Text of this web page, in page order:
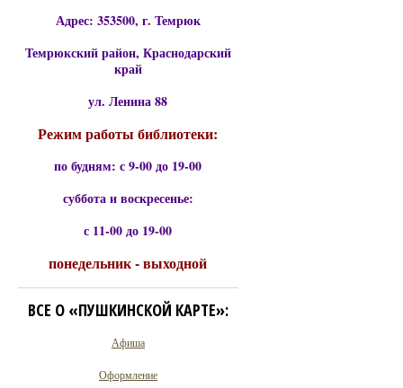
Адрес: 353500, г. Темрюк
Темрюкский район, Краснодарский
край
ул. Ленина 88
Режим работы библиотеки:
по будням: с 9-00 до 19-00
суббота и воскресенье:
с 11-00 до 19-00
понедельник - выходной
ВСЕ О «ПУШКИНСКОЙ КАРТЕ»:
Афиша
Оформление